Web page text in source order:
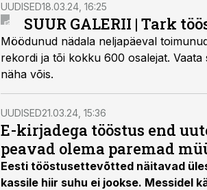
UUDISED18.03.24, 16:25
SUUR GALERII | Tark
Möödunud nädala neljapäeval
rekordi ja tõi kokku 600 osalejat.
näha võis.
UUDISED21.03.24, 15:36
E-kirjadega tööstus end
peavad olema paremad
Eesti tööstusettevõtted näitavad
kassile hiir suhu ei jookse. Messidel